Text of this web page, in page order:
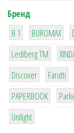
Бренд
B 1
1
BUROMAX
3
Lediberg ТМ
3
64
Discover
299
Farutti
8
PAPERBOOK
6
1
Unilight